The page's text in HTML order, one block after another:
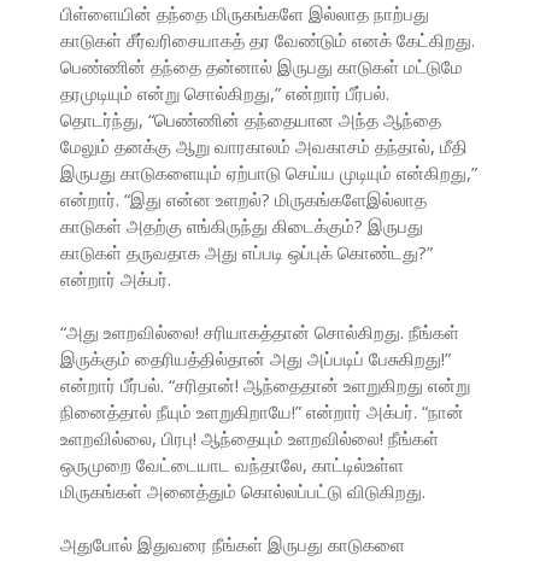
பிள்ளையின் தந்தை மிருகங்களே இல்லாத நாற்பது
காடுகள் சீர்வரிசையாகத் தர வேண்டும் எனக் கேட்கிறது.
பெண்ணின் தந்தை தன்னால் இருபது காடுகள் மட்டுமே
தரமுடியும் என்று சொல்கிறது,” என்றார் பீர்பல்.
தொடர்ந்து, “பெண்ணின் தந்தையான அந்த ஆந்தை
மேலும் தனக்கு ஆறு வாரகாலம் அவகாசம் தந்தால், மீதி
இருபது காடுகளையும் ஏற்பாடு செய்ய முடியும் என்கிறது,”
என்றார். “இது என்ன உளறல்? மிருகங்களேஇல்லாத
காடுகள் அதற்கு எங்கிருந்து கிடைக்கும்? இருபது
காடுகள் தருவதாக அது எப்படி ஒப்புக் கொண்டது?”
என்றார் அக்பர்.
“அது உளறவில்லை! சரியாகத்தான் சொல்கிறது. நீங்கள்
இருக்கும் தைரியத்தில்தான் அது அப்படிப் பேசுகிறது!”
என்றார் பீர்பல். “சரிதான்! ஆந்தைதான் உளறுகிறது என்று
நினைத்தால் நீயும் உளறுகிறாயே!” என்றார் அக்பர். “நான்
உளறவில்லை, பிரபு! ஆந்தையும் உளறவில்லை! நீங்கள்
ஒருமுறை வேட்டையாட வந்தாலே, காட்டில்உள்ள
மிருகங்கள் அனைத்தும் கொல்லப்பட்டு விடுகிறது.
அதுபோல் இதுவரை நீங்கள் இருபது காடுகளை